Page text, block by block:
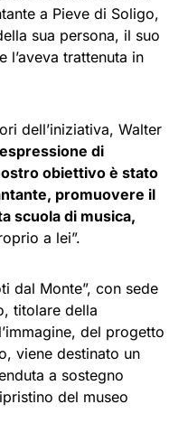
a Pieve di Soligo,
sua persona, il suo
l’aveva trattenuta in
dell’iniziativa, Walter
di
obiettivo è stato
promuovere il
scuola di musica,
a lei”.
dal Monte”, con sede
titolare della
del progetto
viene destinato un
a sostegno
del museo